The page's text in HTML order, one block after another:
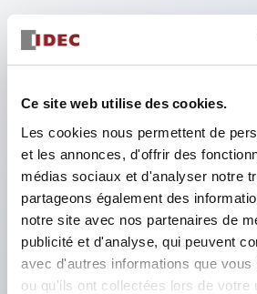
Ce site web utilise des cookies.
Les cookies nous permettent de
et les annonces, d'offrir des
médias sociaux et d'analyser notre
partageons également des
notre site avec nos partenaires de
publicité et d'analyse, qui peuvent
avec d'autres informations que vous
ou qu'ils ont collectées lors de votre
Bloc de contact à 2 étages
permettant une configuration à
contact à 11 étages), 59,9 mm
22 étages). Conception peu
possible.
Structure de sécurité de 3e
déclenchement à 2 actions,
structure de protection des